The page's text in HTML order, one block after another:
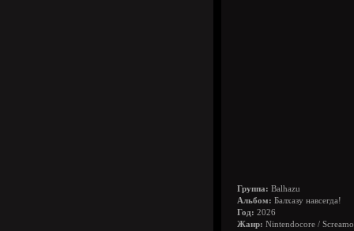
Группа: Balhazu
Альбом: Балхазу навсегда!
Год: 2026
Жанр: Nintendocore / Screamo